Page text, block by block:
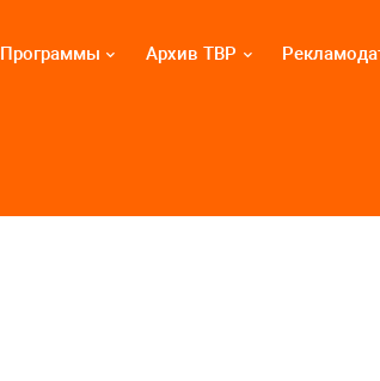
Программы Архив ТВР